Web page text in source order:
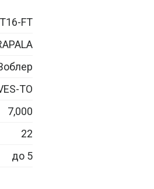
FT
TO
7,000
22
до 5